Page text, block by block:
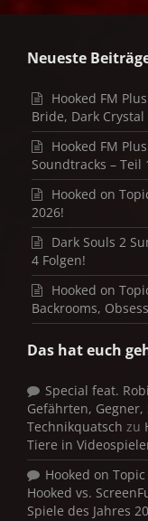
Neueste
Hooked FM
Bride, Dark
Hooked FM
Soundtracks –
Hooked on
2026!
Dark Souls 2
4 Folgen!
Hooked on
Backrooms,
Das hat euch
Special feat.
Gefährten,
Technikquatsch zu
Tiere in
Hooked on
Hooked vs.
Spiele des Jahres